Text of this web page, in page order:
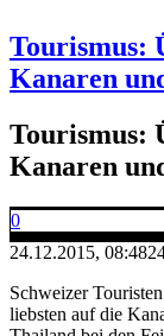
Tourismus:
Kanaren
Tourismus:
Kanaren
0
24.12.2015, 08:48
Schweizer
liebsten auf die